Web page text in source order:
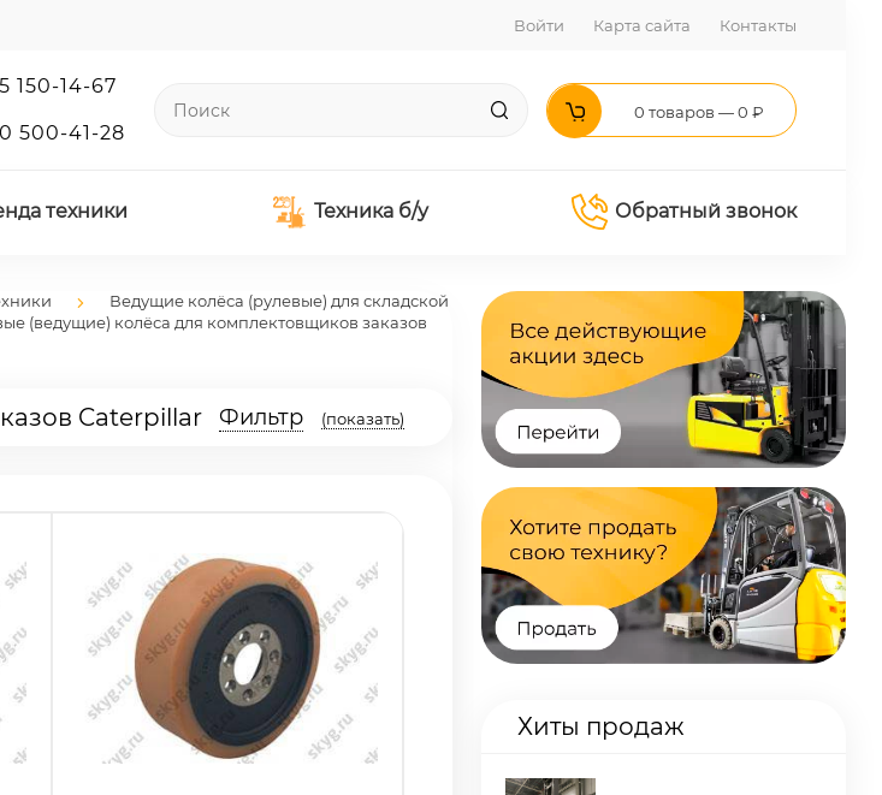
Войти Карта сайта Контакты
150-14-67
500-41-28
0 товаров — 0 ₽
техники Техника б/у Обратный звонок
Ведущие колёса (рулевые) для складской
(ведущие) колёса для комплектовщиков заказов
Caterpillar Фильтр (показать)
Хиты продаж